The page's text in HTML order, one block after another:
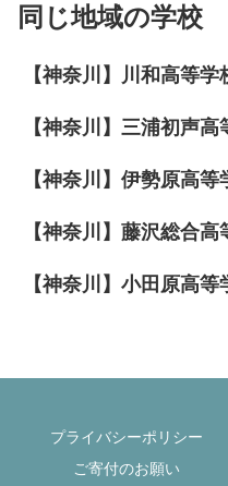
同じ地域の学校
【神奈川】川和高等学
【神奈川】三浦初声高
【神奈川】伊勢原高
【神奈川】藤沢総合高
【神奈川】小田原高
プライバシーポリシー
ご寄付のお願い